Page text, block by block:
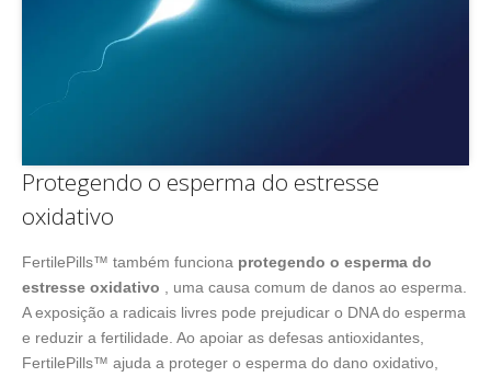
Protegendo o esperma do estresse
oxidativo
FertilePills™ também funciona protegendo o esperma do
estresse oxidativo , uma causa comum de danos ao esperma.
A exposição a radicais livres pode prejudicar o DNA do esperma
e reduzir a fertilidade. Ao apoiar as defesas antioxidantes,
FertilePills™ ajuda a proteger o esperma do dano oxidativo,